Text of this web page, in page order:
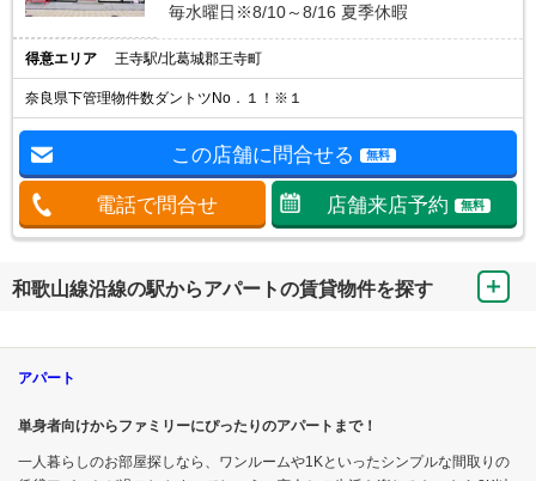
毎水曜日※8/10～8/16 夏季休暇
得意エリア 王寺駅/北葛城郡王寺町
奈良県下管理物件数ダントツNo．１！※１
この店舗に問合せる 無料
電話で問合せ 店舗来店予約 無料
和歌山線沿線の駅からアパートの賃貸物件を探す
アパート
単身者向けからファミリーにぴったりのアパートまで！
一人暮らしのお部屋探しなら、ワンルームや1Kといったシンプルな間取りの